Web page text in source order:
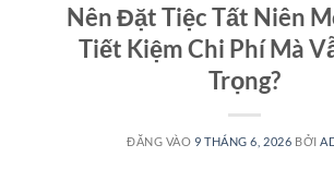
Nên Đặt Tiệc Tất Niên
Tiết Kiệm Chi Phí Mà
Trọng?
ĐĂNG VÀO 9 THÁNG 6, 2026 BỞI